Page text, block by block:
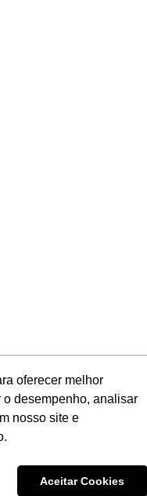
oferecer melhor
desempenho, analisar
nosso site e
Aceitar Cookies